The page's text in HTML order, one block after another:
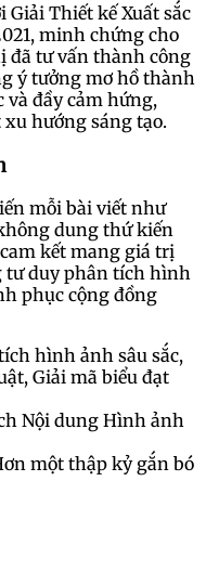
Thiết kế Xuất sắc
minh chứng cho
đã tư vấn thành công
ý tưởng mơ hồ thành
đầy cảm hứng,
hướng sáng tạo.
mỗi bài viết như
dung thứ kiến
kết mang giá trị
tư duy phân tích hình
phục cộng đồng
hình ảnh sâu sắc,
Giải mã biểu đạt
Nội dung Hình ảnh
một thập kỷ gắn bó